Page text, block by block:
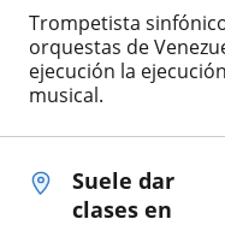
Suele dar
clases en
Trompetista
orquestas de
ejecución la
musical.